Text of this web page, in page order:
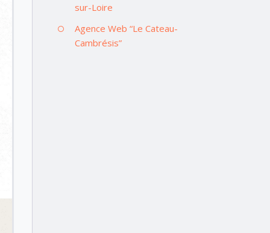
sur-Loire
Agence Web “Le Cateau-
Cambrésis”